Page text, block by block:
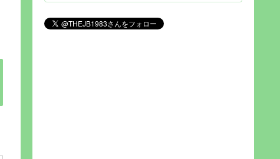
見られれば幸福度を高い」とわか